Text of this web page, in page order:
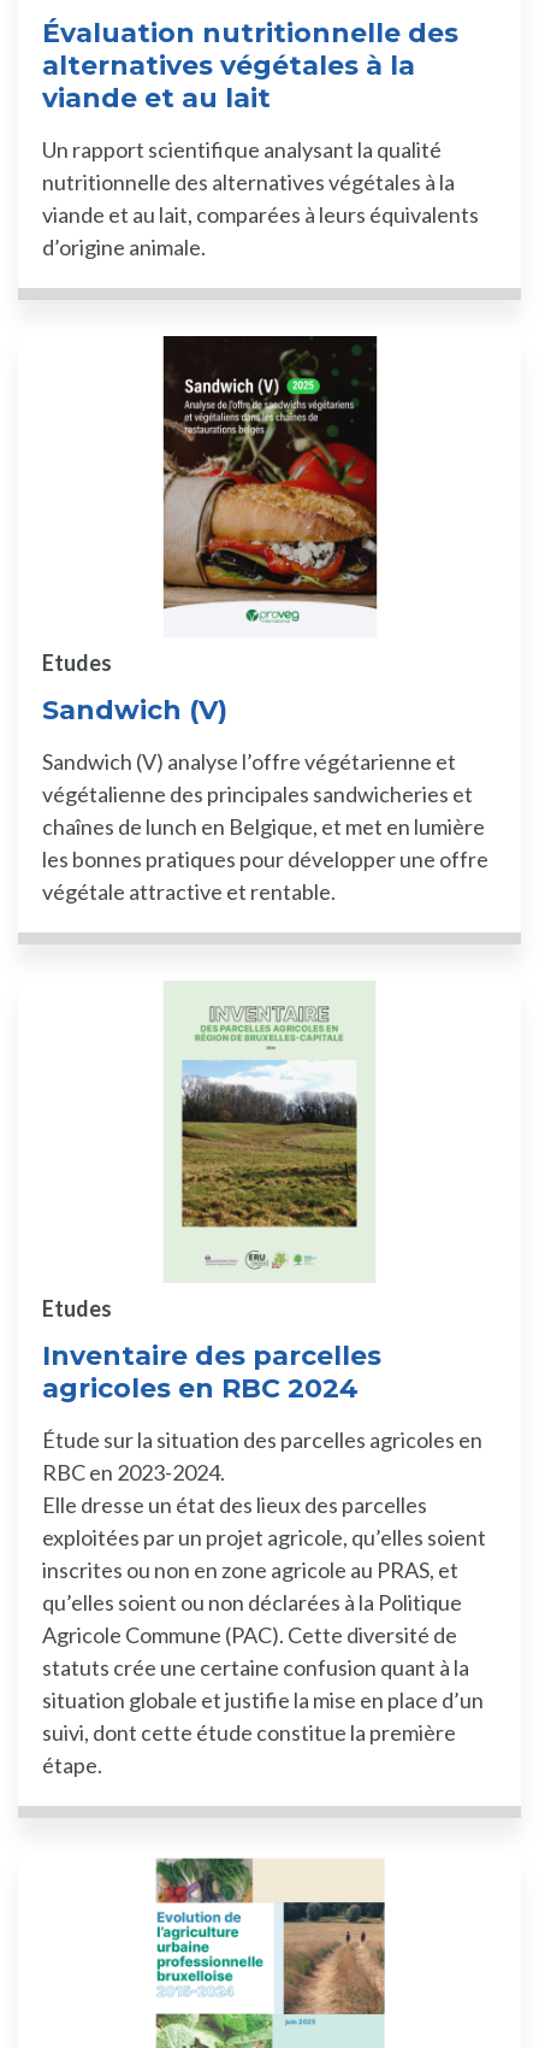
Évaluation nutritionnelle des
alternatives végétales à la
viande et au lait
Un rapport scientifique analysant la qualité
nutritionnelle des alternatives végétales à la
viande et au lait, comparées à leurs équivalents
d’origine animale.
Sandwich (V)
Etudes
Sandwich (V) analyse l’offre végétarienne et
végétalienne des principales sandwicheries et
chaînes de lunch en Belgique, et met en lumière
les bonnes pratiques pour développer une offre
végétale attractive et rentable.
Inventaire des parcelles
agricoles en RBC 2024
Etudes
Étude sur la situation des parcelles agricoles en
RBC en 2023-2024.
Elle dresse un état des lieux des parcelles
exploitées par un projet agricole, qu’elles soient
inscrites ou non en zone agricole au PRAS, et
qu’elles soient ou non déclarées à la Politique
Agricole Commune (PAC). Cette diversité de
statuts crée une certaine confusion quant à la
situation globale et justifie la mise en place d’un
suivi, dont cette étude constitue la première
étape.